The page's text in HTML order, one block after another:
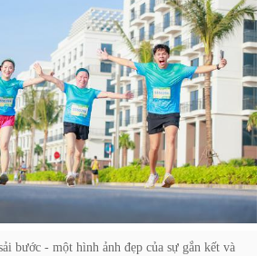
bước - một hình ảnh đẹp của sự gắn kết và